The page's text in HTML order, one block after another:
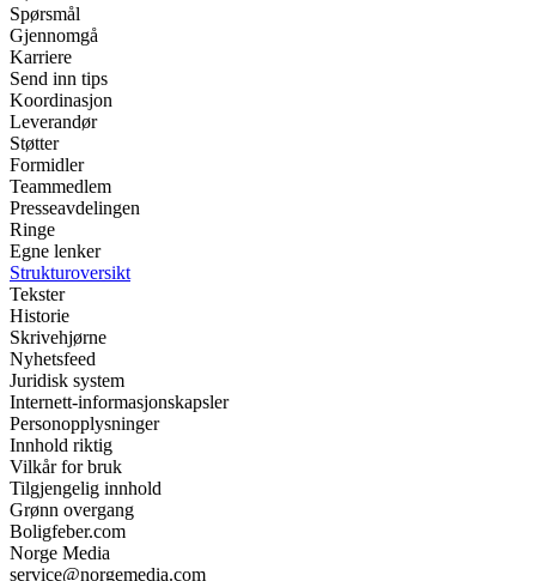
Spørsmål
Gjennomgå
Karriere
Send inn tips
Koordinasjon
Leverandør
Støtter
Formidler
Teammedlem
Presseavdelingen
Ringe
Egne lenker
Strukturoversikt
Tekster
Historie
Skrivehjørne
Nyhetsfeed
Juridisk system
Internett-informasjonskapsler
Personopplysninger
Innhold riktig
Vilkår for bruk
Tilgjengelig innhold
Grønn overgang
Boligfeber.com
Norge Media
service@norgemedia.com